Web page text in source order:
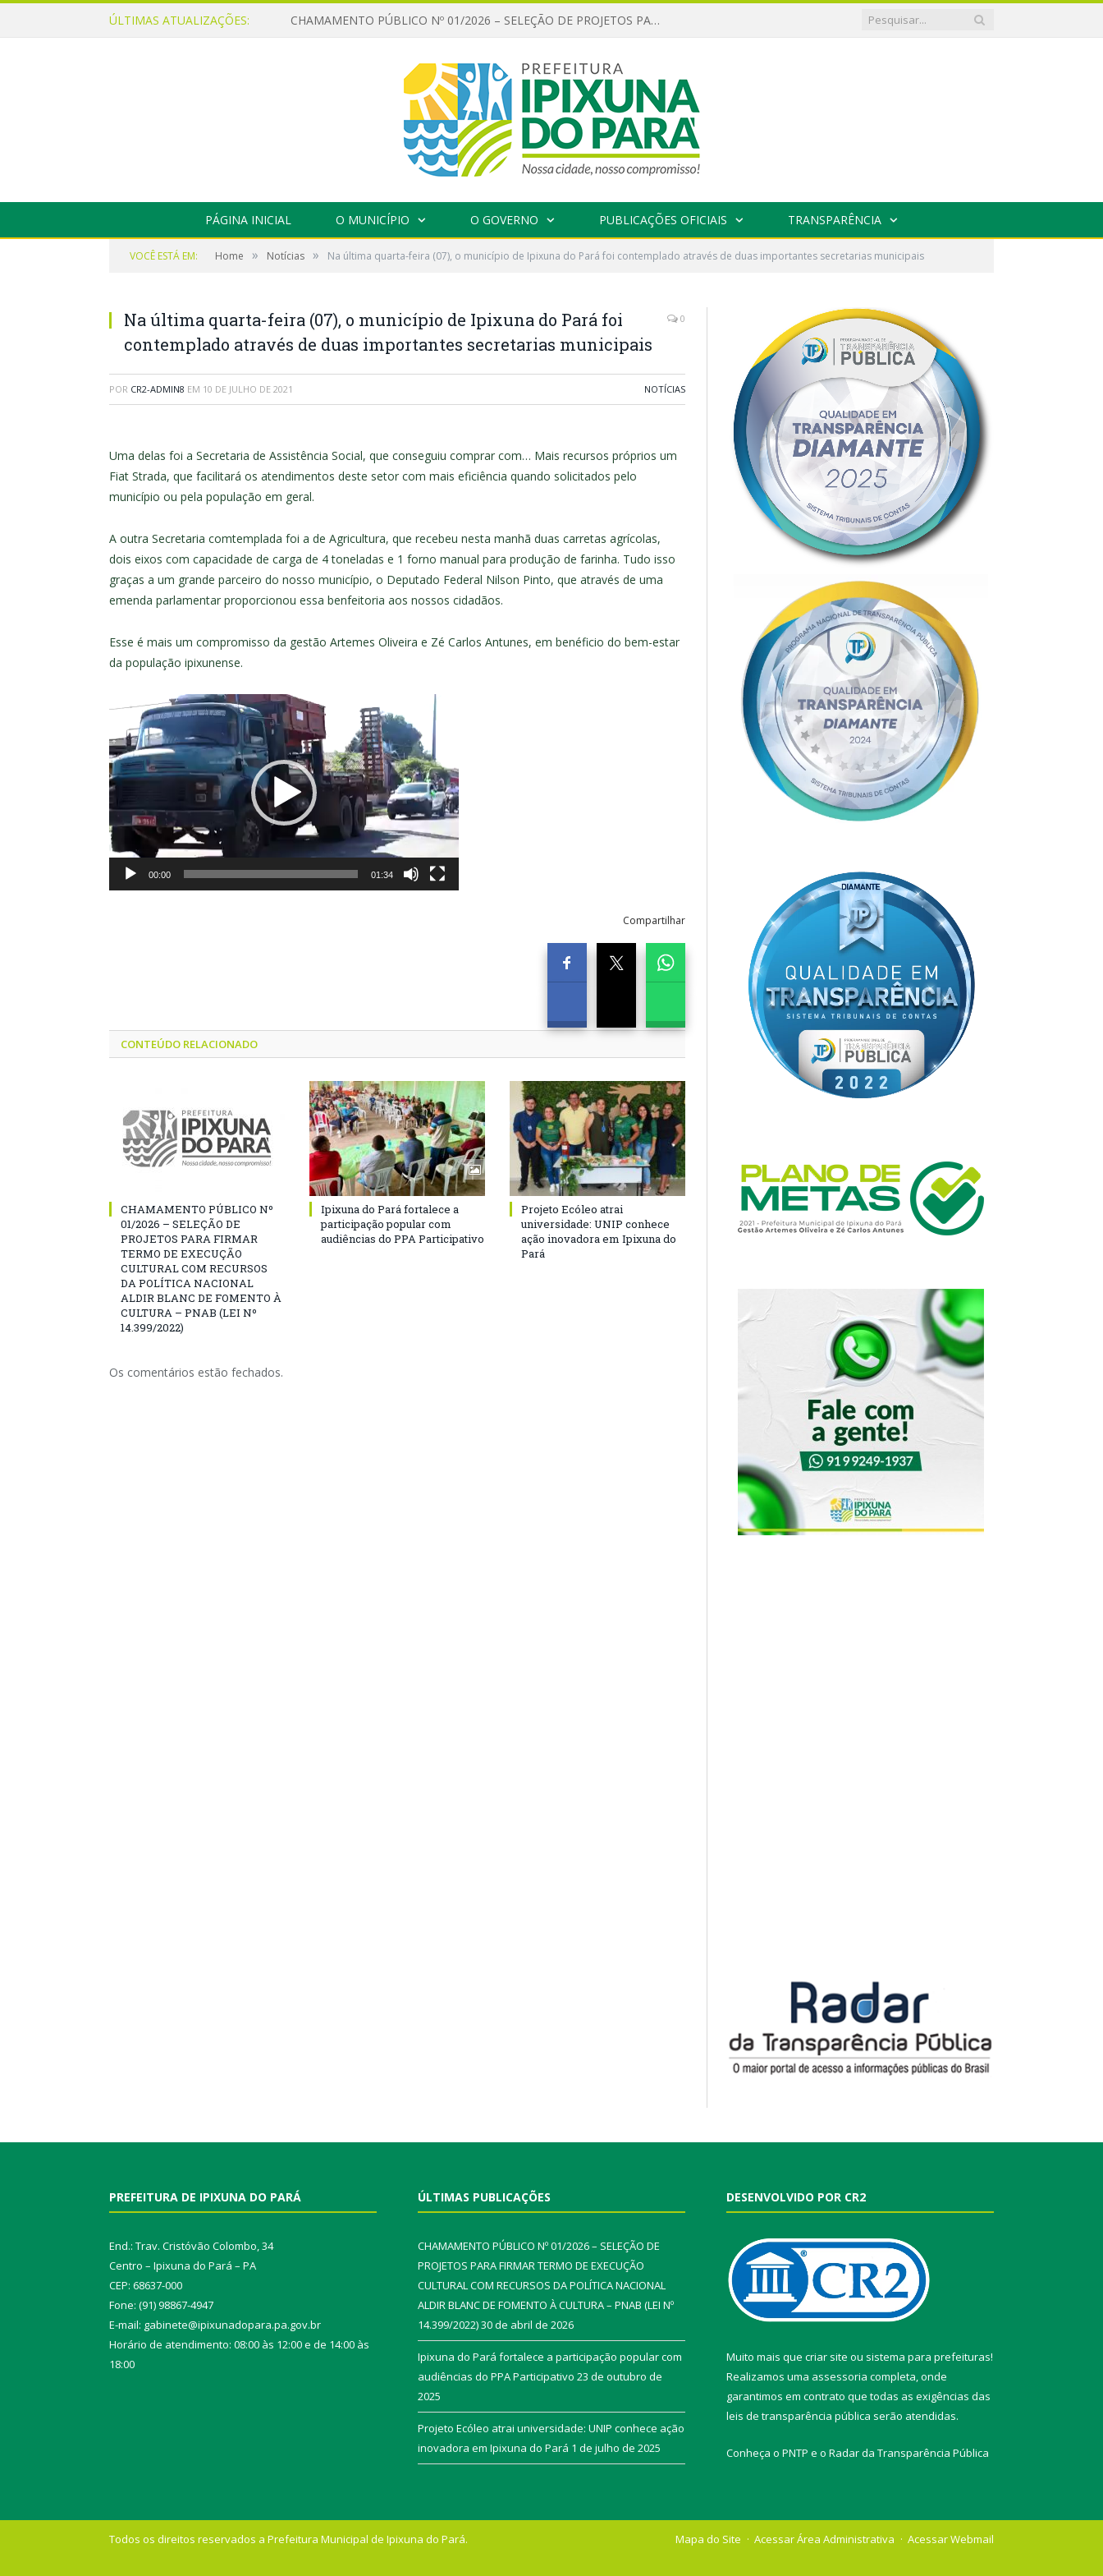
ÚLTIMAS ATUALIZAÇÕES: CHAMAMENTO PÚBLICO Nº 01/2026 – SELEÇÃO DE PROJETOS PARA FIRMAR TERMO DE EXECUÇÃO CULTURAL COM RECURSOS DA POLÍTICA NACIONAL ALDIR BLANC DE FOMENTO À CULTURA – PNAB (LEI Nº 14.399/2022)
PÁGINA INICIAL O MUNICÍPIO O GOVERNO PUBLICAÇÕES OFICIAIS TRANSPARÊNCIA
VOCÊ ESTÁ EM: Home » Notícias » Na última quarta-feira (07), o município de Ipixuna do Pará foi contemplado através de duas importantes secretarias municipais
Na última quarta-feira (07), o município de Ipixuna do Pará foi
contemplado através de duas importantes secretarias municipais
0
POR CR2-ADMIN8 EM 10 DE JULHO DE 2021 NOTÍCIAS
Uma delas foi a Secretaria de Assistência Social, que conseguiu comprar com… Mais recursos próprios um
Fiat Strada, que facilitará os atendimentos deste setor com mais eficiência quando solicitados pelo
município ou pela população em geral.
A outra Secretaria comtemplada foi a de Agricultura, que recebeu nesta manhã duas carretas agrícolas,
dois eixos com capacidade de carga de 4 toneladas e 1 forno manual para produção de farinha. Tudo isso
graças a um grande parceiro do nosso município, o Deputado Federal Nilson Pinto, que através de uma
emenda parlamentar proporcionou essa benfeitoria aos nossos cidadãos.
Esse é mais um compromisso da gestão Artemes Oliveira e Zé Carlos Antunes, em benéficio do bem-estar
da população ipixunense.
Tocador
vídeo
00:00 01:34
Compartilhar
CONTEÚDO RELACIONADO
CHAMAMENTO PÚBLICO Nº
01/2026 – SELEÇÃO DE
PROJETOS PARA FIRMAR
TERMO DE EXECUÇÃO
CULTURAL COM RECURSOS
DA POLÍTICA NACIONAL
ALDIR BLANC DE FOMENTO À
CULTURA – PNAB (LEI Nº
14.399/2022)
Ipixuna do Pará fortalece a
participação popular com
audiências do PPA Participativo
Projeto Ecóleo atrai
universidade: UNIP conhece
ação inovadora em Ipixuna do
Pará
Os comentários estão fechados.
PREFEITURA DE IPIXUNA DO PARÁ
End.: Trav. Cristóvão Colombo, 34
Centro – Ipixuna do Pará – PA
CEP: 68637-000
Fone: (91) 98867-4947
E-mail: gabinete@ipixunadopara.pa.gov.br
Horário de atendimento: 08:00 às 12:00 e de 14:00 às
18:00
ÚLTIMAS PUBLICAÇÕES
CHAMAMENTO PÚBLICO Nº 01/2026 – SELEÇÃO DE
PROJETOS PARA FIRMAR TERMO DE EXECUÇÃO
CULTURAL COM RECURSOS DA POLÍTICA NACIONAL
ALDIR BLANC DE FOMENTO À CULTURA – PNAB (LEI Nº
14.399/2022)30 de abril de 2026
Ipixuna do Pará fortalece a participação popular com
audiências do PPA Participativo 23 de outubro de
2025
Projeto Ecóleo atrai universidade: UNIP conhece ação
inovadora em Ipixuna do Pará 1 de julho de 2025
DESENVOLVIDO POR CR2
Muito mais que criar site ou sistema para prefeituras!
Realizamos uma assessoria completa, onde
garantimos em contrato que todas as exigências das
leis de transparência pública serão atendidas.
Conheça o PNTP e o Radar da Transparência Pública
Todos os direitos reservados a Prefeitura Municipal de Ipixuna do Pará. Mapa do Site Acessar Área Administrativa Acessar Webmail